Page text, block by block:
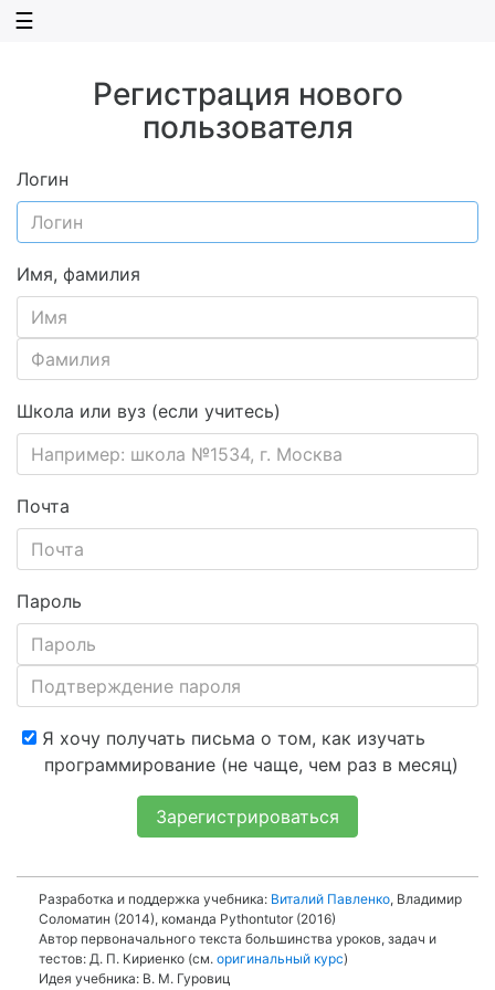
☰
Регистрация нового
пользователя
Логин
Имя, фамилия
Школа или вуз (если учитесь)
Почта
Пароль
Я хочу получать письма о том, как изучать
программирование (не чаще, чем раз в месяц)
Зарегистрироваться
Разработка и поддержка учебника: Виталий Павленко, Владимир
Соломатин (2014), команда Pythontutor (2016)
Автор первоначального текста большинства уроков, задач и
тестов: Д. П. Кириенко (см. оригинальный курс)
Идея учебника: В. М. Гуровиц